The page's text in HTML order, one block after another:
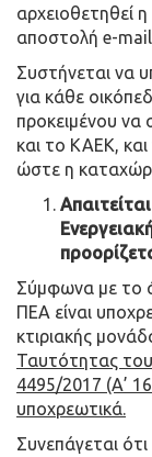
αρχειοθετηθεί
αποστολή e-
Συστήνεται να
για κάθε
προκειμένου να
και το ΚΑΕΚ,
ώστε η
Σύμφωνα με το
ΠΕΑ είναι
κτιριακής
Ταυτότητας του
4495/2017 (Α’
υποχρεωτικά.
Συνεπάγεται